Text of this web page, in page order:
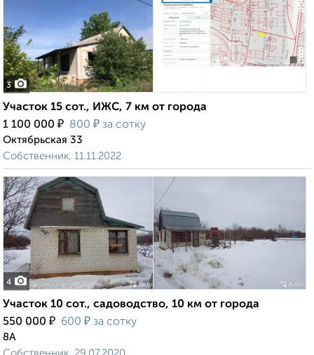
3
Участок 15 сот., ИЖС, 7 км от города
1 100 000 ₽ 800 ₽ за сотку
Октябрьская 33
Собственник, 11.11.2022
4
Участок 10 сот., садоводство, 10 км от города
550 000 ₽ 600 ₽ за сотку
8А